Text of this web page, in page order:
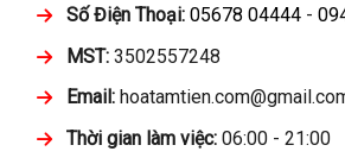
Số Điện Thoại: 05678 04444-
MST:3502557248
Email:
Thời gian làm việc:06:00 - 21:00